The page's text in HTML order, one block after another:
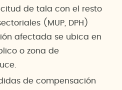
de tala con el resto
(MUP, DPH)
afectada se ubica en
o zona de
de compensación